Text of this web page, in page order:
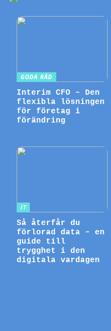
GODA RÅD
Interim CFO – Den
flexibla lösningen
för företag i
förändring
IT
Så återfår du
förlorad data – en
guide till
trygghet i den
digitala vardagen